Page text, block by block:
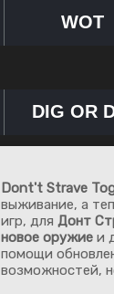
WOT
DIG OR
Dont't Strave
выживание, а
игр, для Донт
новое оружие и
помощи
возможностей,